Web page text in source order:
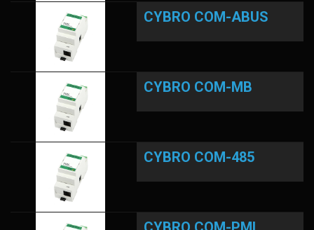
CYBRO COM-ABUS
CYBRO COM-MB
CYBRO COM-485